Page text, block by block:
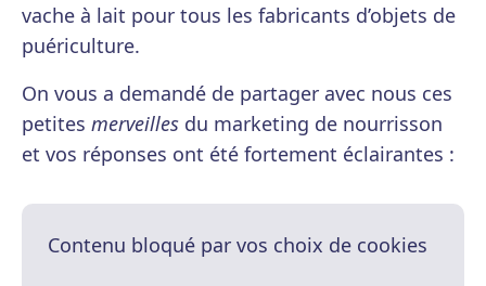
vache à lait pour tous les fabricants d’objets de
puériculture.
On vous a demandé de partager avec nous ces
petites merveilles du marketing de nourrisson
et vos réponses ont été fortement éclairantes :
Contenu bloqué par vos choix de cookies